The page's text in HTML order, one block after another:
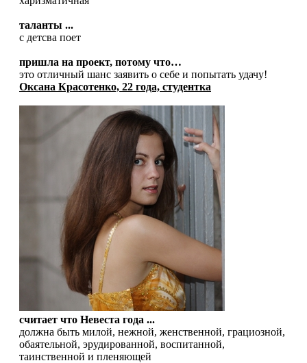
таланты ...
с детсва поет
пришла на проект, потому что…
это отличный шанс заявить о себе и попытать удачу!
Оксана Красотенко, 22 года, студентка
считает что Невеста года ...
должна быть милой, нежной, женственной, грациозной,
обаятельной, эрудированной, воспитанной,
таинственной и пленяющей